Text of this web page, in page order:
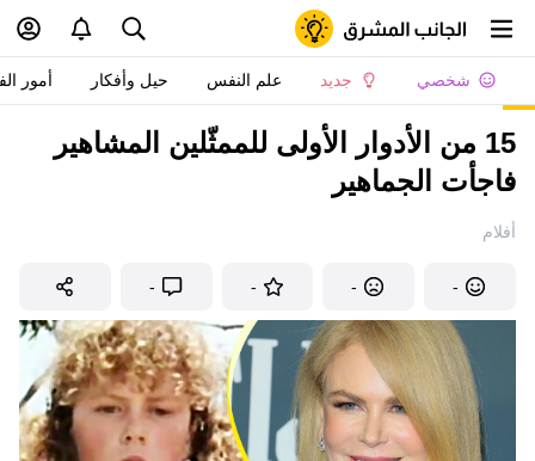
شخصي جديد علم النفس حيل وأفكار أمور
15 من الأدوار الأولى للممثّلين المشاهير
فاجأت الجماهير
أفلام
-
-
-
-